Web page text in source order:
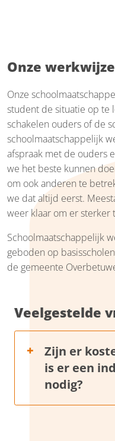
Onze werkwijze
Onze
student de situatie op te
schakelen ouders of de
schoolmaatschappelijk
afspraak met de ouders
we het beste kunnen
om ook anderen te
we dat altijd eerst.
weer klaar om er sterker
Schoolmaatschappelijk
geboden op
de gemeente
Veelgestelde
+
Zijn er
is er een
nodig?